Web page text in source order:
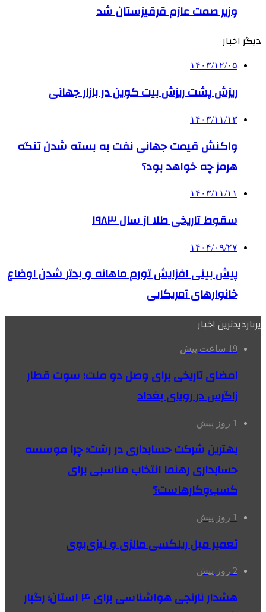
وزیر صمت عازم قرقیزستان شد
دیگر اخبار
۱۴۰۳/۱۲/۰۵
ریزش پشت ریزش بیت کوین در بازار جهانی
۱۴۰۳/۱۱/۱۳
واکنش قیمت جهانی نفت به بسته شدن تنگه
هرمز چه خواهد بود؟
۱۴۰۳/۱۱/۱۱
سقوط تاریخی طلا از سال ۱۹۸۳
۱۴۰۴/۰۹/۲۷
پیش بینی افزایش تورم ماهانه و بدتر شدن اوضاع
خانوارهای آمریکایی
پربازدیدترین اخبار
19 ساعت پیش
امضای تاریخی برای وصل دو ملت؛ سوت قطار
زاگرس در رویای بغداد
1 روز پیش
بهترین شرکت حسابداری در رشت؛ چرا موسسه
حسابداری رهنما انتخاب مناسبی برای
کسب‌وکارهاست؟
1 روز پیش
تعمیر مبل ریلکسی مالزی و لیزی‌بوی
2 روز پیش
هشدار نارنجی هواشناسی برای ۴ استان؛ رگبار